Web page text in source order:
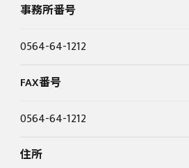
事務所番号
0564-64-1212
FAX番号
0564-64-1212
住所